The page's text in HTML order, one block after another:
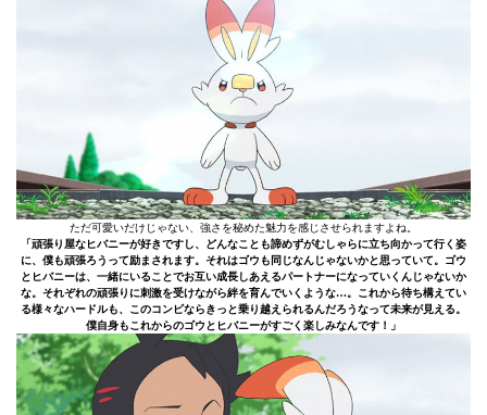
ただ可愛いだけじゃない、強さを秘めた魅力を感じさせられますよね。
「頑張り屋なヒバニーが好きですし、どんなことも諦めずがむしゃらに立ち向かって行く姿
に、僕も頑張ろうって励まされます。それはゴウも同じなんじゃないかと思っていて。ゴウ
とヒバニーは、一緒にいることでお互い成長しあえるパートナーになっていくんじゃないか
な。それぞれの頑張りに刺激を受けながら絆を育んでいくような…。これから待ち構えてい
る様々なハードルも、このコンビならきっと乗り越えられるんだろうなって未来が見える。
僕自身もこれからのゴウとヒバニーがすごく楽しみなんです！」